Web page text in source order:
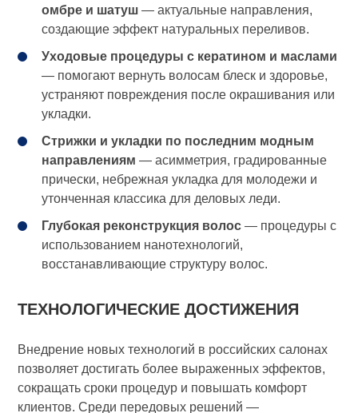
омбре и шатуш — актуальные направления,
создающие эффект натуральных переливов.
Уходовые процедуры с кератином и маслами
— помогают вернуть волосам блеск и здоровье,
устраняют повреждения после окрашивания или
укладки.
Стрижки и укладки по последним модным
направлениям — асимметрия, градированные
прически, небрежная укладка для молодежи и
утонченная классика для деловых леди.
Глубокая реконструкция волос — процедуры с
использованием нанотехнологий,
восстанавливающие структуру волос.
ТЕХНОЛОГИЧЕСКИЕ ДОСТИЖЕНИЯ
Внедрение новых технологий в российских салонах
позволяет достигать более выраженных эффектов,
сокращать сроки процедур и повышать комфорт
клиентов. Среди передовых решений —